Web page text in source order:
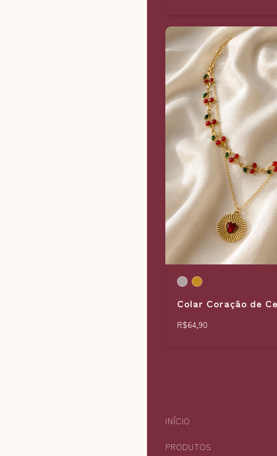
Colar Coração de
R$64,90
INÍCIO
PRODUTOS